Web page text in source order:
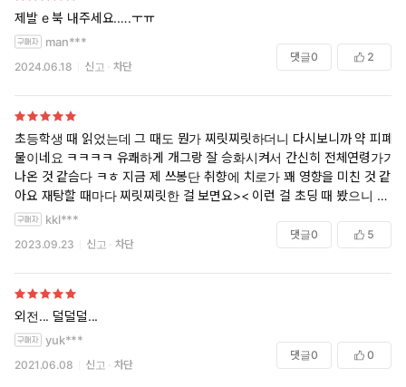
제발 e 북 내주세요.….ㅜㅠ
man***
2024.06.18 신고 차단
댓글0 2
초등학생 때 읽었는데 그 때도 뭔가 찌릿찌릿하더니 다시보니까 약 피폐
물이네요 ㅋㅋㅋㅋ 유쾌하게 개그랑 잘 승화시켜서 간신히 전체연령가가
나온 것 같슴다 ㅋㅎ 지금 제 쓰봉단 취향에 치로가 꽤 영향을 미친 것 같
아요 재탕할 때마다 찌릿찌릿한 걸 보면요>< 이런 걸 초딩 때 봤으니 치
로를 잊을 수가 없네요 작가님 요즘 뭐하세요ㅠㅠㅠ 계속 만화 그려주세
kkl***
2023.09.23 신고 차단
댓글0 5
외전... 덜덜덜...
yuk***
2021.06.08 신고 차단
댓글0 0